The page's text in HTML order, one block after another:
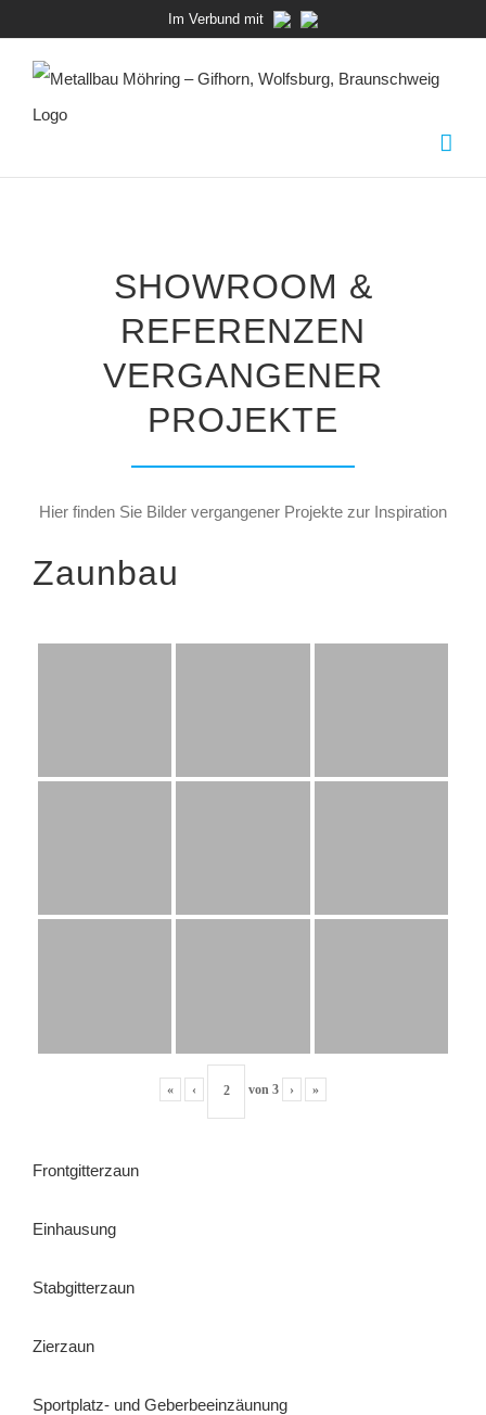
springen
Im Verbund mit
SHOWROOM &
REFERENZEN
VERGANGENER
PROJEKTE
Hier finden Sie Bilder vergangener Projekte zur Inspiration
Zaunbau
« ‹ von 3 › »
Frontgitterzaun
Einhausung
Stabgitterzaun
Zierzaun
Sportplatz- und Geberbeeinzäunung